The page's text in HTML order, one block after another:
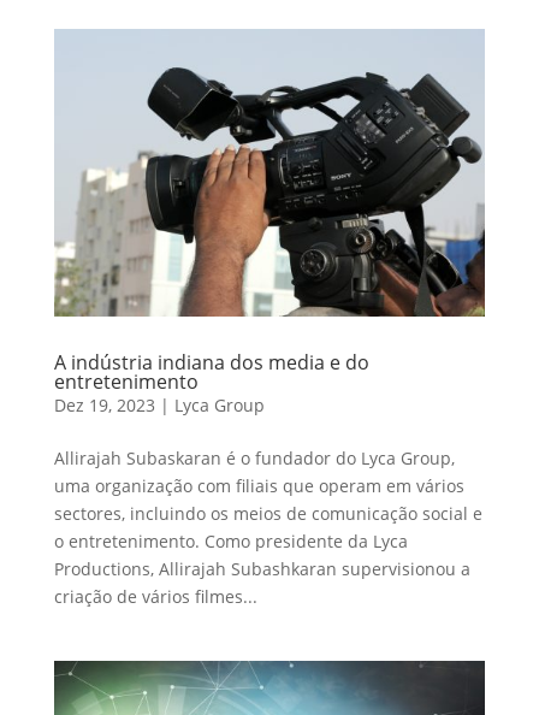
A indústria indiana dos media e do
entretenimento
Dez 19, 2023 | Lyca Group
Allirajah Subaskaran é o fundador do Lyca Group,
uma organização com filiais que operam em vários
sectores, incluindo os meios de comunicação social e
o entretenimento. Como presidente da Lyca
Productions, Allirajah Subashkaran supervisionou a
criação de vários filmes...